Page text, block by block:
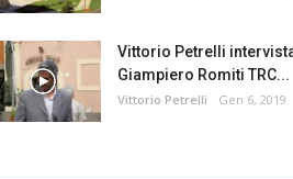
Vittorio Petrelli
Giampiero Romiti TRC...
Vittorio Petrelli Gen 6, 2019